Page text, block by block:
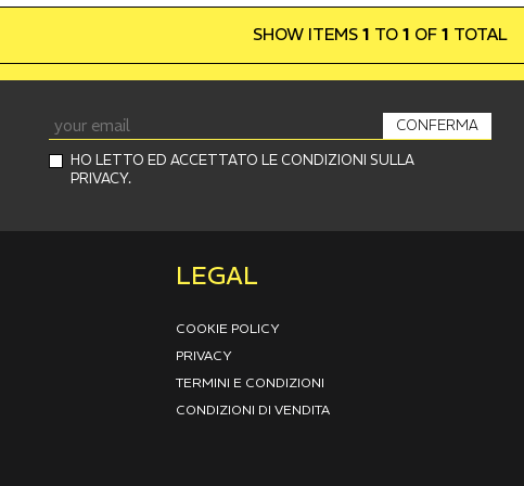
SHOW ITEMS 1 TO 1 OF 1 TOTAL
HO LETTO ED ACCETTATO LE CONDIZIONI SULLA
PRIVACY.
CONFERMA
LEGAL
COOKIE POLICY
PRIVACY
TERMINI E CONDIZIONI
CONDIZIONI DI VENDITA